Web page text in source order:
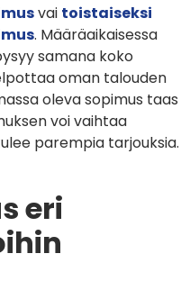
vai toistaiseksi
. Määräaikaisessa
samana koko
oman talouden
oleva sopimus taas
voi vaihtaa
parempia tarjouksia.
eri